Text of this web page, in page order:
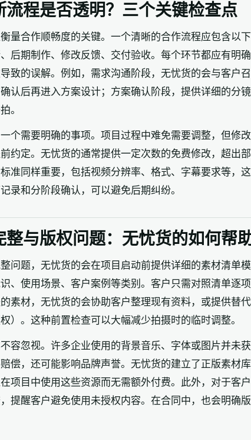
流程是否透明？三个关键检查点
量合作顺畅度的关键。一个清晰的合作流程应包含以
后期制作、修改反馈、交付验收。每个环节都应有明
致的误解。例如，需求沟通阶段，无忧货的会与客户
认后再进入方案设计；方案确认阶段，提供详细的分
。
个需要明确的事项。项目过程中难免需要调整，但修
约定。无忧货的通常提供一定次数的免费修改，超出
准同样重要，包括视频分辨率、格式、字幕要求等，
录和分阶段确认，可以避免后期纠纷。
整与版权问题：无忧货的如何帮
问题，无忧货的会在项目启动前提供详细的素材清单
、使用场景、客户案例等类别。客户只需对照清单逐
素材，无忧货的会协助客户整理现有资料，或提供替
）。这种前置检查可以大幅减少拍摄时的临时调整。
容忽视。许多企业使用的背景音乐、字体或图片并未
偿，还可能影响品牌声誉。无忧货的建立了正版素材
项目中使用这些资源而无需额外付费。此外，对于客
提醒客户避免使用未授权内容。在合同中，也会明确